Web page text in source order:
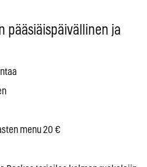
pääsiäispäivällinen ja
menu 20 €